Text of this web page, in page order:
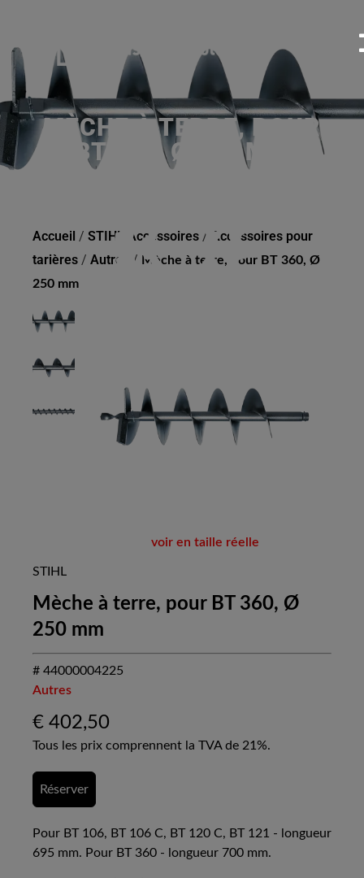
MÈCHE À TERRE, POUR
BT 360, Ø 250 MM
Accueil / STIHL Accessoires / Accessoires pour
tarières / Autres / Mèche à terre, pour BT 360, Ø
250 mm
voir en taille réelle
STIHL
Mèche à terre, pour BT 360, Ø
250 mm
# 44000004225
Autres
€ 402,50
Tous les prix comprennent la TVA de 21%.
Réserver
Pour BT 106, BT 106 C, BT 120 C, BT 121 - longueur
695 mm. Pour BT 360 - longueur 700 mm.